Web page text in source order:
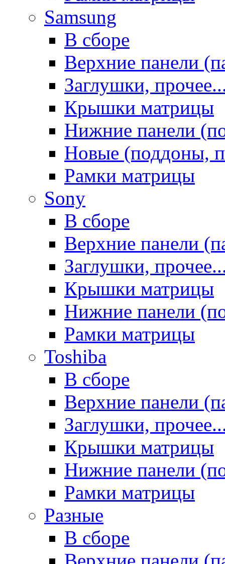
Samsung
В сборе
Верхние панели
Заглушки,
Крышки матрицы
Нижние панели
Новые (поддоны,
Рамки матрицы
Sony
В сборе
Верхние панели
Заглушки,
Крышки матрицы
Нижние панели
Рамки матрицы
Toshiba
В сборе
Верхние панели
Заглушки,
Крышки матрицы
Нижние панели
Рамки матрицы
Разные
В сборе